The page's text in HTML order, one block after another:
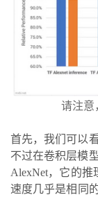
请注意
首先，我们可以
不过在卷积层模
AlexNet，它的
速度几乎是相同